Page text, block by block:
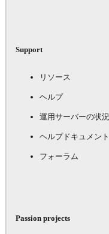
Support
リソース
ヘルプ
運用サーバーの状況
ヘルプドキュメント
フォーラム
Passion projects